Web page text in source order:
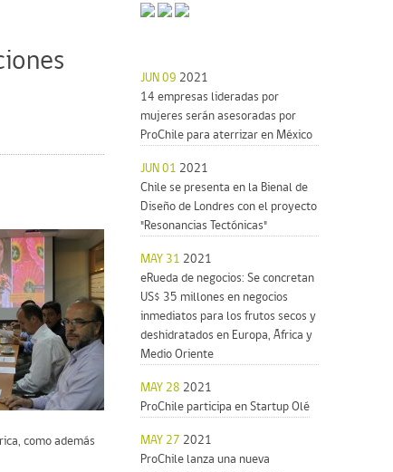
como además
JUN 09 2021
14 empresas lideradas por
mujeres serán asesoradas por
ProChile para aterrizar en México
JUN 01 2021
Chile se presenta en la Bienal de
Diseño de Londres con el proyecto
"Resonancias Tectónicas"
MAY 31 2021
eRueda de negocios: Se concretan
US$ 35 millones en negocios
inmediatos para los frutos secos y
deshidratados en Europa, África y
Medio Oriente
MAY 28 2021
ProChile participa en Startup Olé
MAY 27 2021
ProChile lanza una nueva